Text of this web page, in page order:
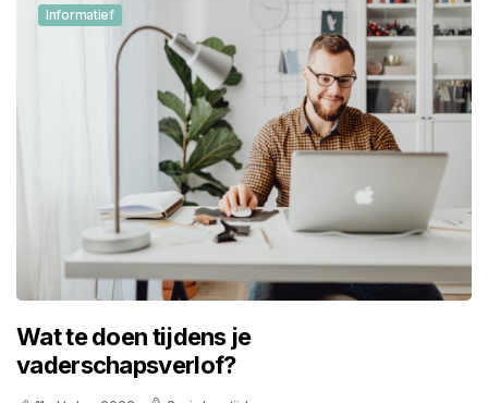
Informatief
Wat te doen tijdens je
vaderschapsverlof?